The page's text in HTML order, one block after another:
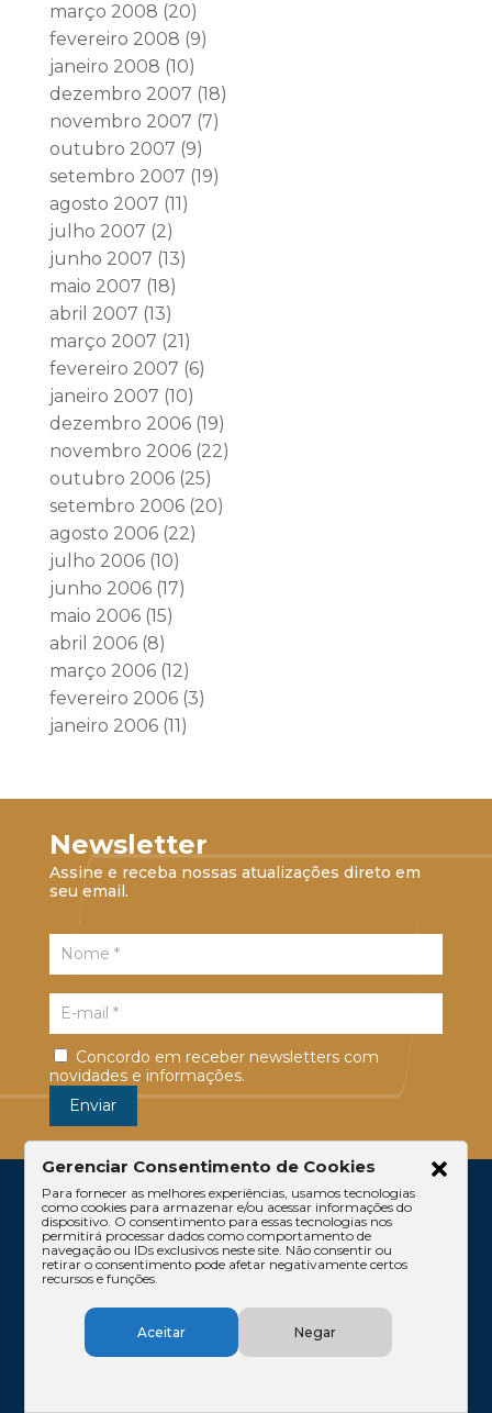
março 2008 (20)
fevereiro 2008 (9)
janeiro 2008 (10)
dezembro 2007 (18)
novembro 2007 (7)
outubro 2007 (9)
setembro 2007 (19)
agosto 2007 (11)
julho 2007 (2)
junho 2007 (13)
maio 2007 (18)
abril 2007 (13)
março 2007 (21)
fevereiro 2007 (6)
janeiro 2007 (10)
dezembro 2006(19)
novembro 2006(22)
outubro 2006(25)
setembro 2006(20)
agosto 2006(22)
julho 2006(10)
junho 2006(17)
maio 2006(15)
abril 2006(8)
março 2006(12)
fevereiro 2006(3)
janeiro 2006(11)
Newsletter
Assine e receba nossas atualizações direto em
seu email.
Concordo em receber newsletters com
novidades e informações.
Escritório
Equipe
Conteúdos
Contato
Código de Ética
Gerenciar Consentimento de Cookies
Para fornecer as melhores experiências, usamos tecnologias
como cookies para armazenar e/ou acessar informações do
dispositivo. O consentimento para essas tecnologias nos
permitirá processar dados como comportamento de
navegação ou IDs exclusivos neste site. Não consentir ou
retirar o consentimento pode afetar negativamente certos
recursos e funções.
Aceitar Negar